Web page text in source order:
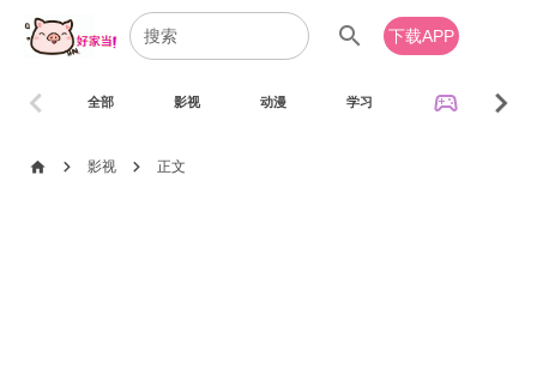
search 下载APP
全部 影视 动漫 学习 sports_esports
chevron_left chevron_right
home chevron_right 影视 chevron_right 正文